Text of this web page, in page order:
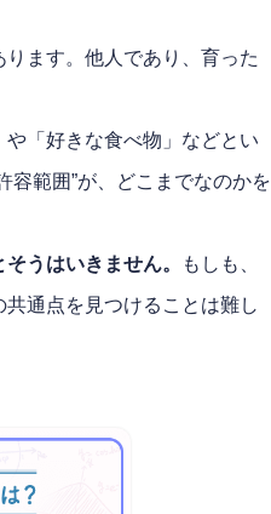
ます。他人であり、育った
「好きな食べ物」などとい
容範囲”が、どこまでなのかを
うはいきません。
もしも、
通点を見つけることは難し